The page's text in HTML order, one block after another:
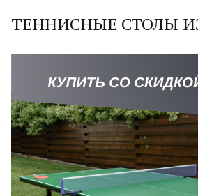
ТЕННИСНЫЕ СТОЛЫ